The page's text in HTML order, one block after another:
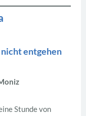
entgehen
Stunde von